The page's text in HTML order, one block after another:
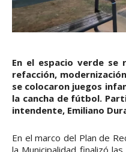
En el espacio verde se
refacción,
se colocaron juegos
la cancha de fútbol.
intendente, Emiliano
En el marco del Plan de